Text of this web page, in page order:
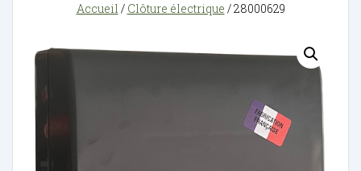
Accueil / Clôture électrique / 28000629